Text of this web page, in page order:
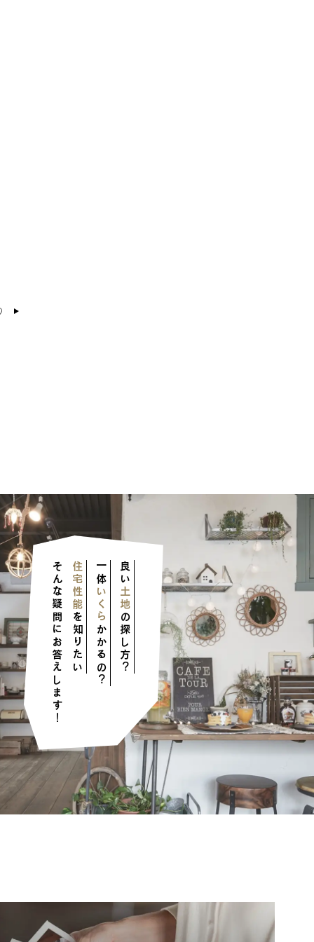
住宅性能
を知りたい
一体
いくら
かかるの？
良い
土地
の探し方？
そんな疑問にお答えします！